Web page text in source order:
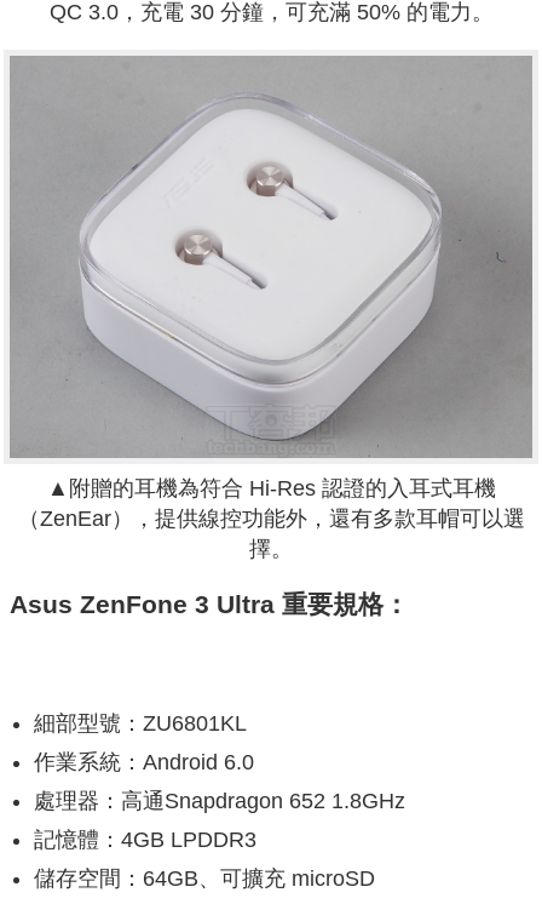
QC 3.0，充電 30 分鐘，可充滿 50% 的電力。
▲附贈的耳機為符合 Hi-Res 認證的入耳式耳機
（ZenEar），提供線控功能外，還有多款耳帽可以選
擇。
Asus ZenFone 3 Ultra 重要規格：
細部型號：ZU6801KL
作業系統：Android 6.0
處理器：高通Snapdragon 652 1.8GHz
記憶體：4GB LPDDR3
儲存空間：64GB、可擴充 microSD